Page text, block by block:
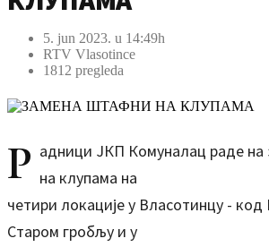
5. jun 2023. u 14:49h
RTV Vlasotince
1812 pregleda
Р адници ЈКП Комуналац раде
на клупама на
четири локације у Власотинцу - код
Старом гробљу и у